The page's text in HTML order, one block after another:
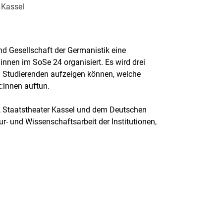
Gesellschaft der Germanistik eine
im SoSe 24 organisiert. Es wird drei
aufzeigen können, welche
auftun.
Kassel und dem Deutschen
und Wissenschaftsarbeit der Institutionen,
Link, öffnet neues Fenster)
(externer Link, öffnet neues Fenster)